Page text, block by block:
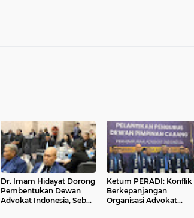
Dr. Imam Hidayat Dorong
Pembentukan Dewan
Advokat Indonesia, Sebut
Ketum PERADI: Konflik
Berkepanjangan
Organisasi Advokat